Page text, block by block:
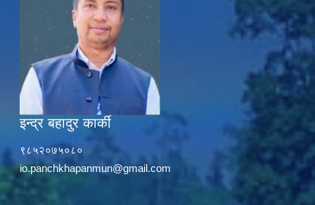
इन्द्र बहादुर कार्की
९८५२०७५०८०
io.panchkhapanmun@gmail.com